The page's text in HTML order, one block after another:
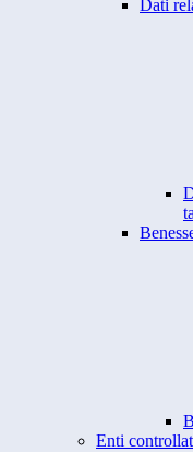
Dati
Enti